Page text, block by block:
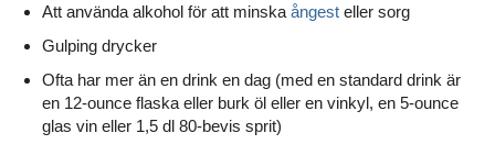
Att använda alkohol för att minska ångest eller sorg
Gulping drycker
Ofta har mer än en drink en dag (med en standard drink är
en 12-ounce flaska eller burk öl eller en vinkyl, en 5-ounce
glas vin eller 1,5 dl 80-bevis sprit)